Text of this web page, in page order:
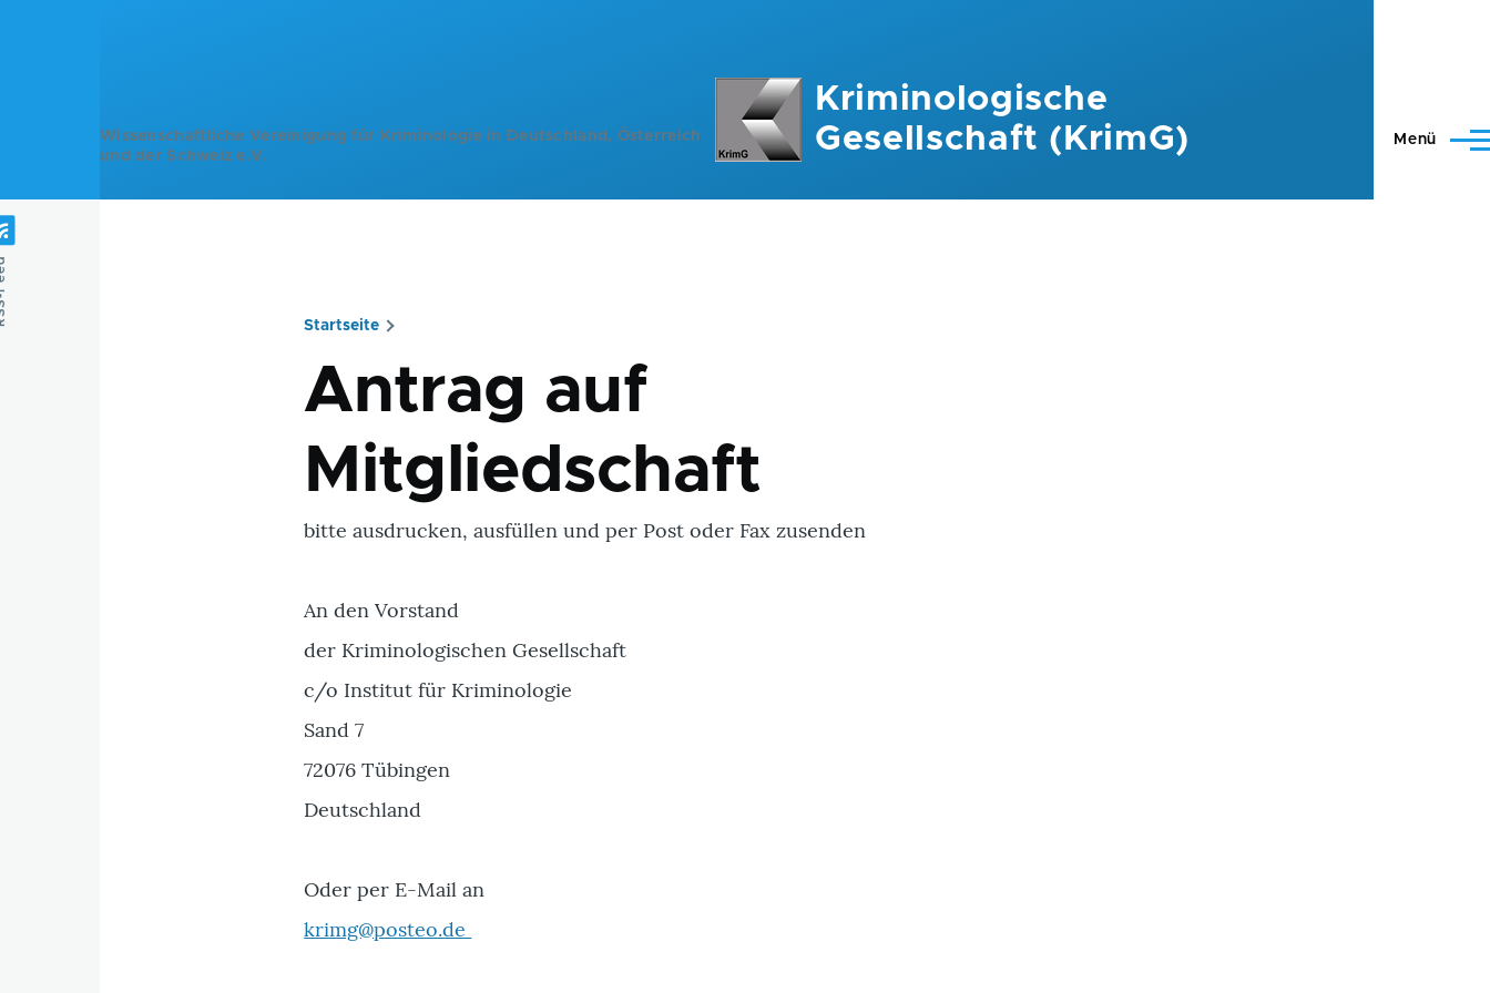
Wissenschaftliche Vereinigung für Kriminologie in Deutschland, Österreich
und der Schweiz e.V.
Kriminologische
Gesellschaft (KrimG)
Menü
Startseite
Antrag auf
Mitgliedschaft
bitte ausdrucken, ausfüllen und per Post oder Fax zusenden
An den Vorstand
der Kriminologischen Gesellschaft
c/o Institut für Kriminologie
Sand 7
72076 Tübingen
Deutschland
Oder per E-Mail an
krimg@posteo.de